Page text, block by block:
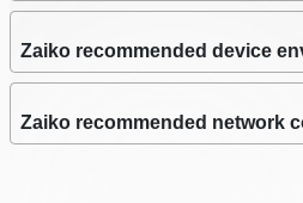
Zaiko recommended device
Zaiko recommended network